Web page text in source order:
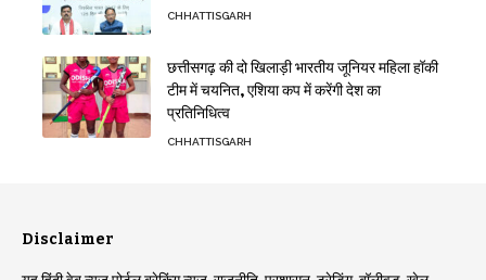
CHHATTISGARH
छत्तीसगढ़ की दो खिलाड़ी भारतीय जूनियर महिला हॉकी
टीम में चयनित, एशिया कप में करेंगी देश का
प्रतिनिधित्व
CHHATTISGARH
Disclaimer